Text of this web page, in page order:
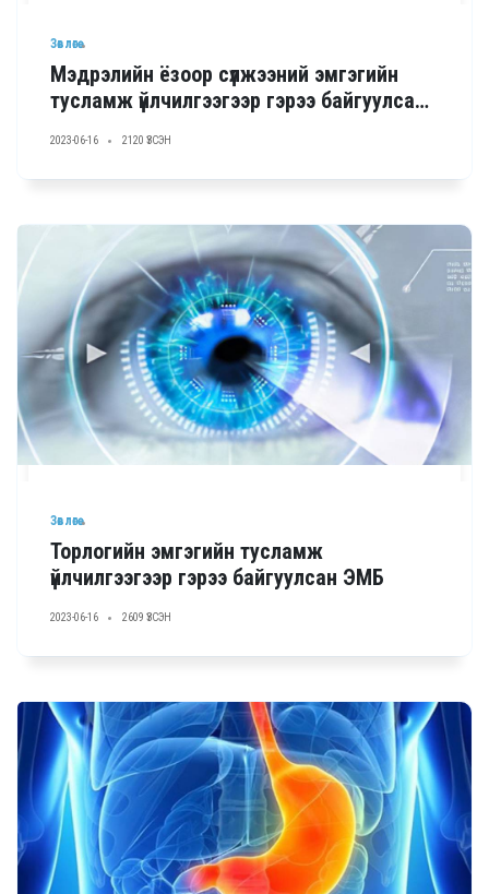
Зөвлөгөө
Мэдрэлийн ёзоор сүлжээний эмгэгийн
тусламж үйлчилгээгээр гэрээ байгуулсан
2023-06-16 2120 ҮЗСЭН
Зөвлөгөө
Торлогийн эмгэгийн тусламж
үйлчилгээгээр гэрээ байгуулсан ЭМБ
2023-06-16 2609 ҮЗСЭН